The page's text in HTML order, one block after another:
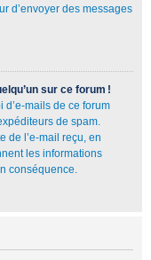
d’envoyer des messages
sur ce forum !
d’e-mails de ce forum
de spam.
de l’e-mail reçu, en
les informations
conséquence.